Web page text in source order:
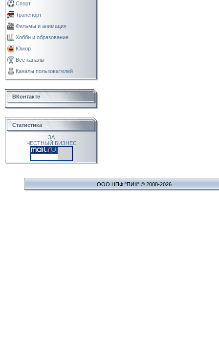
Спорт
Транспорт
Фильмы и анимация
Хобби и образование
Юмор
Все каналы
Каналы пользователей
ВКонтакте
Статистика
ЗА
ЧЕСТНЫЙ БИЗНЕС
ООО НПФ "ПИК" © 2008-2026